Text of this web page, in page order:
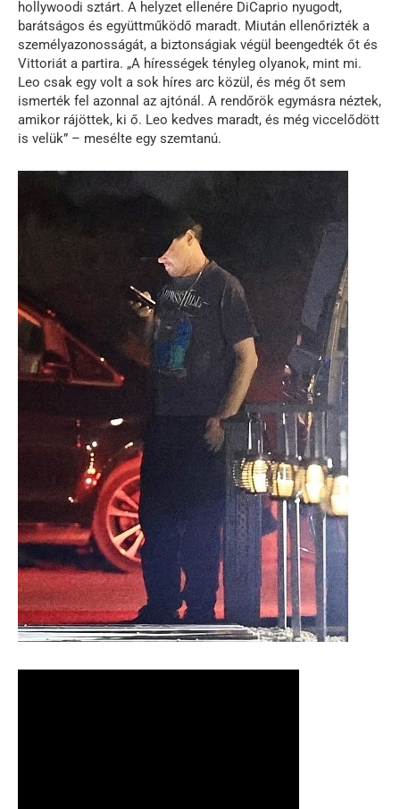
hollywoodi sztárt. A helyzet ellenére DiCaprio nyugodt,
barátságos és együttműködő maradt. Miután ellenőrizték a
személyazonosságát, a biztonságiak végül beengedték őt és
Vittoriát a partira. „A hírességek tényleg olyanok, mint mi.
Leo csak egy volt a sok híres arc közül, és még őt sem
ismerték fel azonnal az ajtónál. A rendőrök egymásra néztek,
amikor rájöttek, ki ő. Leo kedves maradt, és még viccelődött
is velük” – mesélte egy szemtanú.